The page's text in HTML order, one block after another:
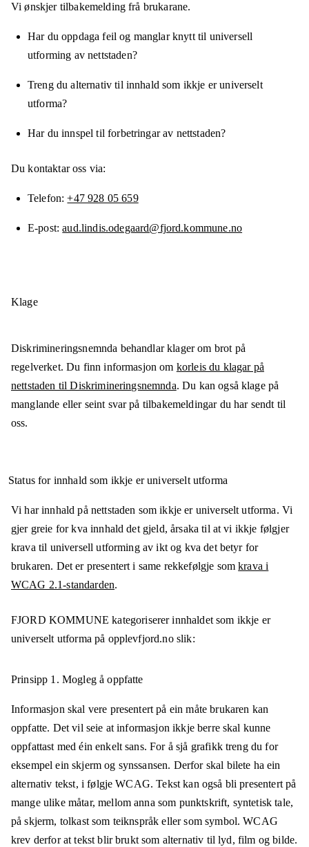
Vi ønskjer tilbakemelding frå brukarane.
Har du oppdaga feil og manglar knytt til universell
utforming av nettstaden?
Treng du alternativ til innhald som ikkje er universelt
utforma?
Har du innspel til forbetringar av nettstaden?
Du kontaktar oss via:
Telefon +47 928 05 659
E-post aud.lindis.odegaard@fjord.kommune.no
Klage
Diskrimineringsnemnda behandlar klager om brot på
regelverket. Du finn informasjon om korleis du klagar på
nettstaden til Diskrimineringsnemnda. Du kan også klage på
manglande eller seint svar på tilbakemeldingar du har sendt til
oss.
Status for innhald som ikkje er universelt utforma
Vi har innhald på nettstaden som ikkje er universelt utforma. Vi
gjer greie for kva innhald det gjeld, årsaka til at vi ikkje følgjer
krava til universell utforming av ikt og kva det betyr for
brukaren. Det er presentert i same rekkefølgje somkrava i
WCAG 2.1-standarden.
FJORD KOMMUNE kategoriserer innhaldet som ikkje er
universelt utforma på opplevfjord.noslik:
Prinsipp 1. Mogleg å oppfatte
Informasjon skal vere presentert på ein måte brukaren kan
oppfatte. Det vil seie at informasjon ikkje berre skal kunne
oppfattast med éin enkelt sans. For å sjå grafikk treng du for
eksempel ein skjerm og synssansen. Derfor skal bilete ha ein
alternativ tekst, i følgje WCAG. Tekst kan også bli presentert på
mange ulike måtar, mellom anna som punktskrift, syntetisk tale,
på skjerm, tolkast som teiknspråk eller som symbol. WCAG
krev derfor at tekst blir brukt som alternativ til lyd, film og bilde.